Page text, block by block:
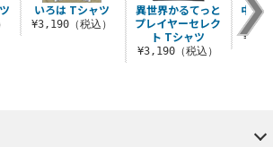
いろは Tシャツ
¥3,190（税込）
異世界かるてっと
プレイヤーセレク
ト Tシャツ
¥3,190（税込）
中野
ィッ